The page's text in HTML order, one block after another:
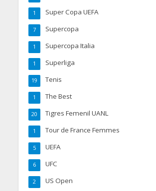
Super Copa UEFA
1
Supercopa
7
Supercopa Italia
1
Superliga
1
Tenis
19
The Best
1
Tigres Femenil UANL
20
Tour de France Femmes
1
UEFA
5
UFC
6
US Open
2